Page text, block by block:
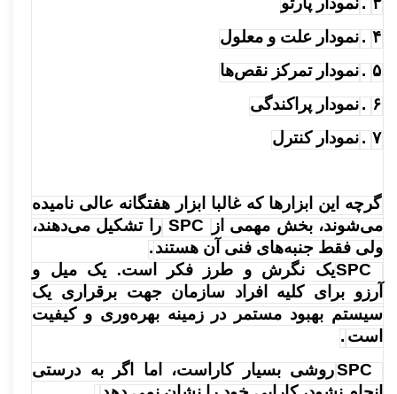
۴ .نمودار علت و معلول
۵ .نمودار تمرکز نقص‌ها
۶ .نمودار پراکندگی
۷ .نمودار کنترل
گرچه این ابزارها که غالبا ابزار هفتگانه عالی نامیده
می‌شوند، بخش مهمی از
SPC را تشکیل می‌دهند،
ولی فقط جنبه‌های فنی آن هستند.
SPCیک نگرش و طرز فکر است. یک میل و
آرزو برای کلیه افراد سازمان جهت برقراری یک
سیستم بهبود مستمر در زمینه بهره‌وری و کیفیت
است .
SPCروشی بسیار کاراست، اما اگر به درستی